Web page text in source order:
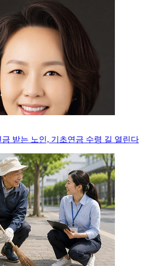
받는 노인, 기초연금 수령 길 열린다